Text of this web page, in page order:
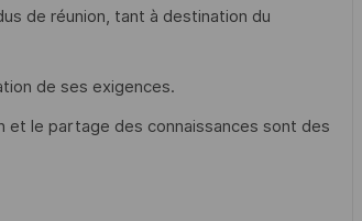
de réunion, tant à destination du
de ses exigences.
et le partage des connaissances sont des